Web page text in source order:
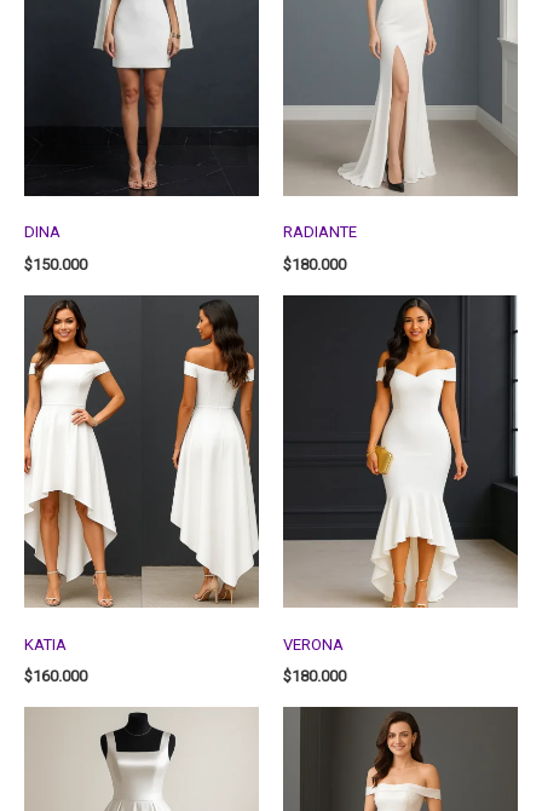
DINA
$150.000
RADIANTE
$180.000
KATIA
$160.000
VERONA
$180.000